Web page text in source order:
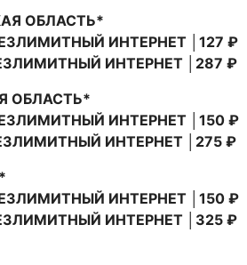
ОБЛАСТЬ*
ИНТЕРНЕТ │127 ₽
ИНТЕРНЕТ │287 ₽
ОБЛАСТЬ*
ИНТЕРНЕТ │150 ₽
ИНТЕРНЕТ │275 ₽
ИНТЕРНЕТ │150 ₽
ИНТЕРНЕТ │325 ₽